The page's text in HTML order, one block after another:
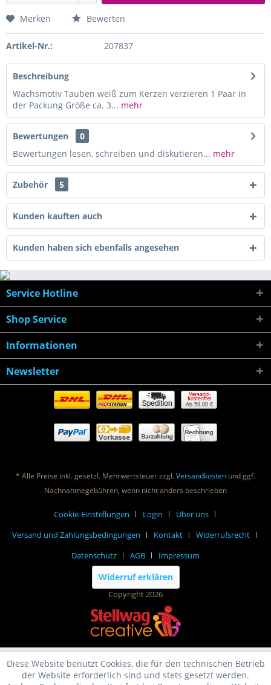
Merken Bewerten
Artikel-Nr.: 207837
Beschreibung
Wachsmotiv Tauben weiß zum Kerzen verzieren 1 Paar in
der Packung Größe ca. 3... mehr
Bewertungen
0
Bewertungen lesen, schreiben und diskutieren... mehr
Zubehör 5
Kunden kauften auch
Kunden haben sich ebenfalls angesehen
Service Hotline
Shop Service
Informationen
Newsletter
Ab 59,00 €
* Alle Preise inkl. gesetzl. Mehrwertsteuer zzgl.Versandkosten und ggf.
Nachnahmegebühren, wenn nicht anders beschrieben
Cookie-Einstellungen Login
Über uns
Versand und Zahlungsbedingungen
Kontakt
Widerrufsrecht
Datenschutz
AGB Impressum
Widerruf erklären
Copyright 2026
Diese Website benutzt Cookies, die für den technischen Betrieb
der Website erforderlich sind und stets gesetzt werden.